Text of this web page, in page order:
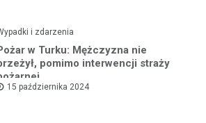
i zdarzenia
w Turku: Mężczyzna nie
pomimo interwencji straży
15 października 2024